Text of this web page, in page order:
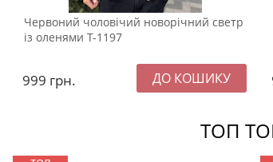
Червоний чоловічий новорічний светр
із оленями Т-1197
999 грн.
ТОП